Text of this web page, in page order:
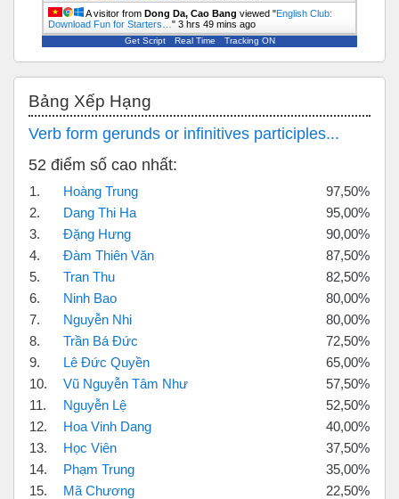
A visitor from Dong Da, Cao Bang viewed "English Club:
Download Fun for Starters… " 3 hrs 49 mins ago
Get Script Real Time Tracking ON
Bảng Xếp Hạng
Verb form gerunds or infinitives participles...
52 điểm số cao nhất:
1. Hoàng Trung
97,50%
2.
Dang Thi Ha
95,00%
3.
Đặng Hưng
90,00%
4.
Đàm Thiên Văn
87,50%
5.
Tran Thu
82,50%
6.
Ninh Bao
80,00%
7.
Nguyễn Nhi
80,00%
8.
Trần Bá Đức
72,50%
9.
Lê Đức Quyền
65,00%
10.
Vũ Nguyễn Tâm Như
57,50%
11.
Nguyễn Lệ
52,50%
12.
Hoa Vinh Dang
40,00%
13.
Học Viên
37,50%
14.
Phạm Trung
35,00%
15.
Mã Chương
22,50%